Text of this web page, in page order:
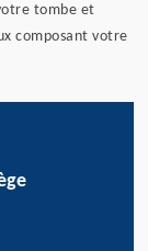
tombe et
composant votre